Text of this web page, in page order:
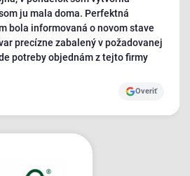
ju mala doma. Perfektná
bola informovaná o novom stave
precízne zabalený v požadovanej
potreby objednám z tejto firmy
Overiť